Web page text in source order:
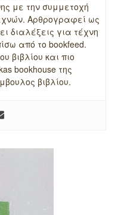
με την συμμετοχή
Αρθρογραφεί ως
διαλέξεις για τέχνη
από το bookfeed.
βιβλίου και πιο
bookhouse της
βιβλίου.